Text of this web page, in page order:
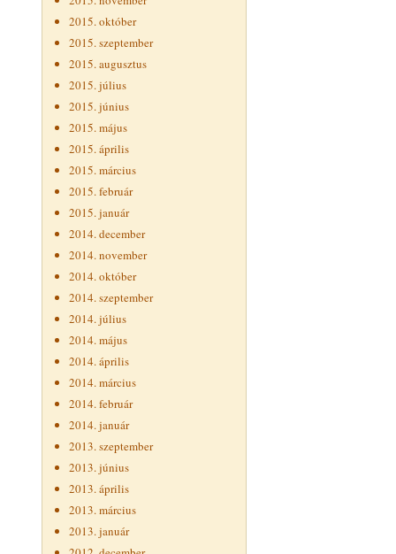
2015. október
2015. szeptember
2015. augusztus
2015. július
2015. június
2015. május
2015. április
2015. március
2015. február
2015. január
2014. december
2014. november
2014. október
2014. szeptember
2014. július
2014. május
2014. április
2014. március
2014. február
2014. január
2013. szeptember
2013. június
2013. április
2013. március
2013. január